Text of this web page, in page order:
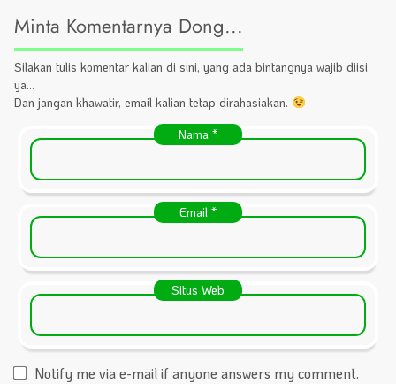
Minta Komentarnya Dong...
Silakan tulis komentar kalian di sini, yang ada bintangnya wajib diisi
ya...
Dan jangan khawatir, email kalian tetap dirahasiakan.
Nama *
Email *
Situs Web
Notify me via e-mail if anyone answers my comment.